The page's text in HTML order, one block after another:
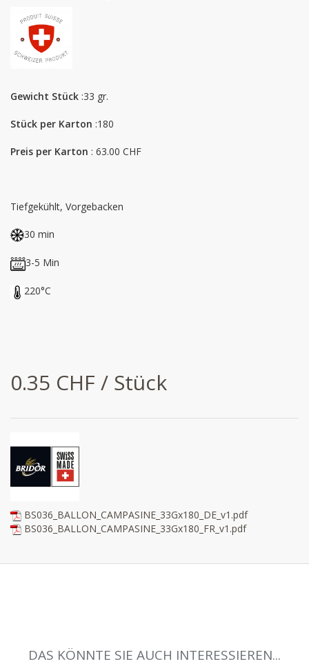
Gewicht Stück :33 gr.
Stück per Karton :180
Preis per Karton : 63.00 CHF
Tiefgekühlt, Vorgebacken
30 min
3-5 Min
220°C
0.35 CHF / Stück
BS036_BALLON_CAMPASINE_33Gx180_DE_v1.pdf
BS036_BALLON_CAMPASINE_33Gx180_FR_v1.pdf
DAS KÖNNTE SIE AUCH INTERESSIEREN...